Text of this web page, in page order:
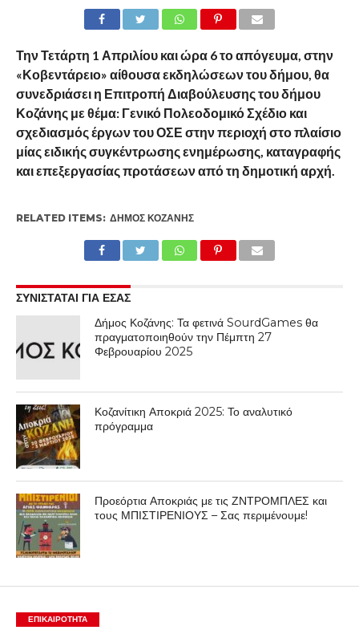
Την Τετάρτη 1 Απριλίου και ώρα 6 το απόγευμα, στην
«Κοβεντάρειο» αίθουσα εκδηλώσεων του δήμου, θα
συνεδριάσει η Επιτροπή Διαβούλευσης του δήμου
Κοζάνης με θέμα: Γενικό Πολεοδομικό Σχέδιο και
σχεδιασμός έργων του ΟΣΕ στην περιοχή στο πλαίσιο
μίας ειδικής συγκέντρωσης ενημέρωσης, καταγραφής
και επεξεργασίας προτάσεων από τη δημοτική αρχή.
RELATED ITEMS: ΔΉΜΟΣ ΚΟΖΆΝΗΣ
ΣΥΝΙΣΤΑΤΑΙ ΓΙΑ ΕΣΑΣ
Δήμος Κοζάνης: Τα φετινά SourdGames θα
πραγματοποιηθούν την Πέμπτη 27
Φεβρουαρίου 2025
Κοζανίτικη Αποκριά 2025: Το αναλυτικό
πρόγραμμα
Προεόρτια Αποκριάς με τις ΖΝΤΡΟΜΠΛΕΣ και
τους ΜΠΙΣΤΙΡΕΝΙΟΥΣ – Σας περιμένουμε!
ΕΠΙΚΑΙΡΟΤΗΤΑ